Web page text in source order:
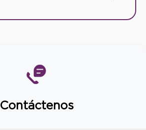
Contáctenos